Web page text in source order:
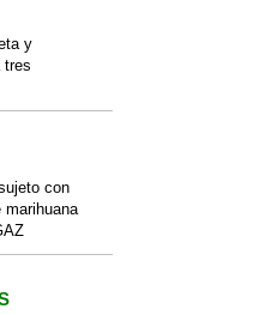
y
tres
con
marihuana